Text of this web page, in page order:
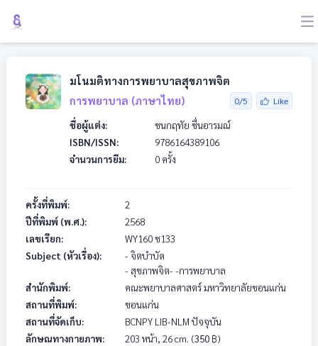
มโนมติทางการพยาบาลสุขภาพจิต
การพยาบาล (ภาษาไทย)
0/5 Like
ชื่อผู้แต่ง:
ชนกฤทัย ชื่นอารมณ์
ISBN/ISSN:
9786164389106
จำนวนการยืม:
0 ครั้ง
ครั้งที่พิมพ์:
2
ปีที่พิมพ์ (พ.ศ.):
2568
เลขเรียก:
WY160ช133
Subject (หัวเรื่อง):
- จิตบำบัด
- สุขภาพจิต- -การพยาบาล
สำนักพิมพ์:
คณะพยาบาลศาสตร์ มหาวิทยาลัยขอนแก่น
สถานที่พิมพ์:
ขอนแก่น
สถานที่จัดเก็บ:
BCNPY LIB-NLM ปัจจุบัน
ลักษณทางกายภาพ:
203 หน้า, 26 cm. (350 ฿)